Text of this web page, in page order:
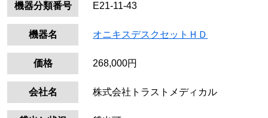
機器分類番号 E21-11-43
機器名 オニキスデスクセットＨＤ
価格 268,000円
会社名 株式会社トラストメディカル